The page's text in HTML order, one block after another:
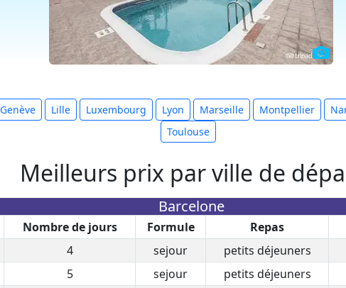
Genève Lille Luxembourg Lyon Marseille Montpellier
Toulouse
Meilleurs prix par ville de
Barcelone
Nombre de jours Formule Repas
4 sejour petits déjeuners
5 sejour petits déjeuners